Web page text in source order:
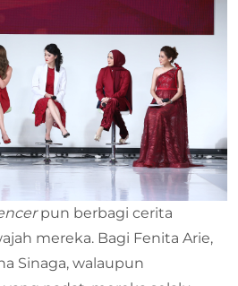
pun berbagi cerita
mereka. Bagi Fenita Arie,
Sinaga, walaupun